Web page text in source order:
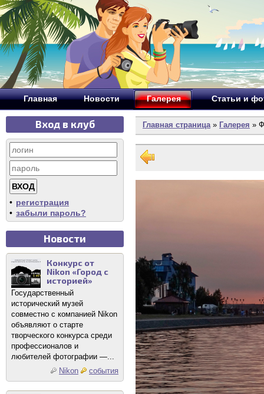
Главная Новости Галерея Статьи и
Вход в клуб
• регистрация
• забыли пароль?
Новости
Конкурс от
Nikon «Город с
историей»
Государственный
исторический музей
совместно с компанией Nikon
объявляют о старте
творческого конкурса среди
профессионалов и
любителей фотографии —...
Nikon
события
Главная страница» Галерея »